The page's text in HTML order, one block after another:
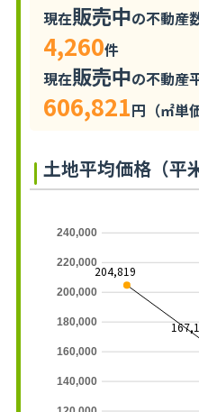
現在販売中の不動産
4,260件
現在販売中の不動産
606,821円（㎡単
土地平均価格（平
140,000
160,000
180,000
200,000
220,000
240,000
204,819